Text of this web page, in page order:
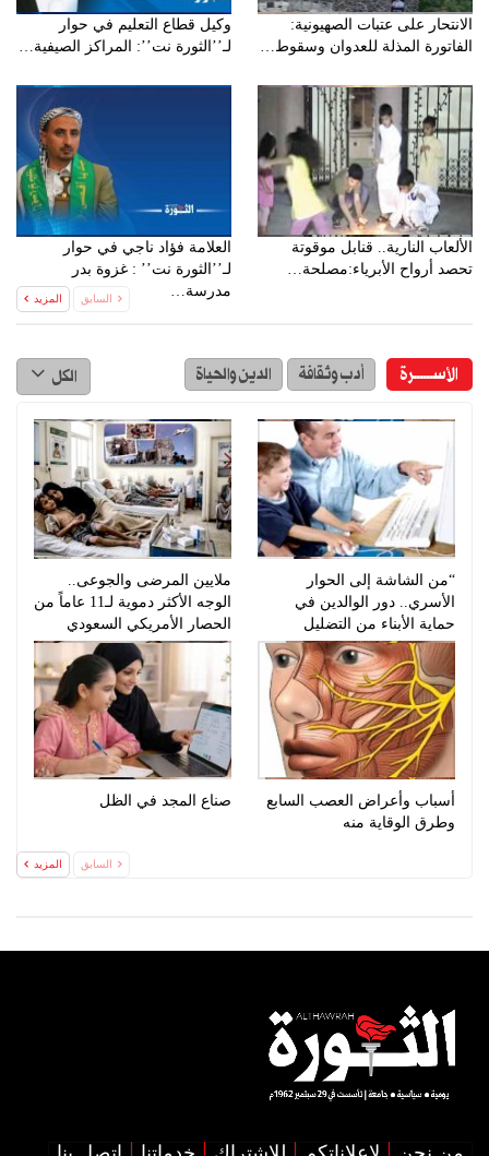
الانتحار على عتبات الصهيونية:
الفاتورة المذلة للعدوان وسقوط…
وكيل قطاع التعليم في حوار
لـ’’الثورة نت’’: المراكز الصيفية…
الألعاب النارية.. قنابل موقوتة
تحصد أرواح الأبرياء:مصلحة…
العلامة فؤاد ناجي في حوار
لـ’’الثورة نت’’ : غزوة بدر
مدرسة…
السابق المزيد
الكل الأســــــرة أدب وثقافة الدين والحياة
“من الشاشة إلى الحوار
الأسري.. دور الوالدين في
حماية الأبناء من التضليل
الإخباري”
ملايين المرضى والجوعى..
الوجه الأكثر دموية لـ11 عاماً من
الحصار الأمريكي السعودي
أسباب وأعراض العصب السابع
وطرق الوقاية منه
صناع المجد في الظل
السابق المزيد